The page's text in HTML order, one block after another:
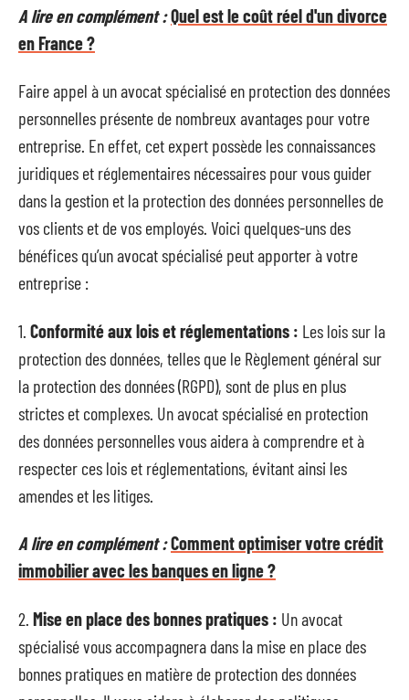
A lire en complément :Quel est le coût réel d'un divorce
en France ?
Faire appel à un avocat spécialisé en protection des données
personnelles présente de nombreux avantages pour votre
entreprise. En effet, cet expert possède les connaissances
juridiques et réglementaires nécessaires pour vous guider
dans la gestion et la protection des données personnelles de
vos clients et de vos employés. Voici quelques-uns des
bénéfices qu’un avocat spécialisé peut apporter à votre
entreprise :
1. Conformité aux lois et réglementations : Les lois sur la
protection des données, telles que le Règlement général sur
la protection des données (RGPD), sont de plus en plus
strictes et complexes. Un avocat spécialisé en protection
des données personnelles vous aidera à comprendre et à
respecter ces lois et réglementations, évitant ainsi les
amendes et les litiges.
A lire en complément :Comment optimiser votre crédit
immobilier avec les banques en ligne ?
2. Mise en place des bonnes pratiques : Un avocat
spécialisé vous accompagnera dans la mise en place des
bonnes pratiques en matière de protection des données